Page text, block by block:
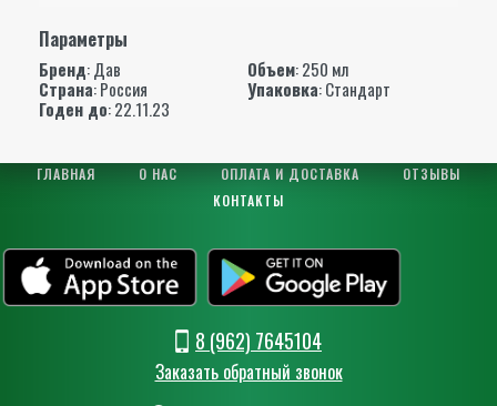
Параметры
Бренд:Дав Объем: 250 мл
Страна: Россия Упаковка: Стандарт
Годен до: 22.11.23
ГЛАВНАЯ О НАС ОПЛАТА И ДОСТАВКА
ОТЗЫВЫ
КОНТАКТЫ
8 (962) 7645104
Заказать обратный звонок